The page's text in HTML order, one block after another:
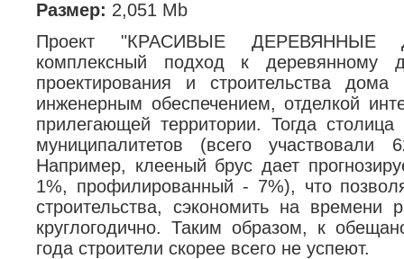
Размер: 2,051 Mb
Проект "КРАСИВЫЕ ДЕРЕВЯННЫЕ
комплексный подход к деревянному
проектирования и строительства
инженерным обеспечением, отделкой
прилегающей территории. Тогда
муниципалитетов (всего
Например, клееный брус дает
1%, профилированный - 7%), что
строительства, сэкономить на времени
круглогодично. Таким образом, к
года строители скорее всего не успеют.